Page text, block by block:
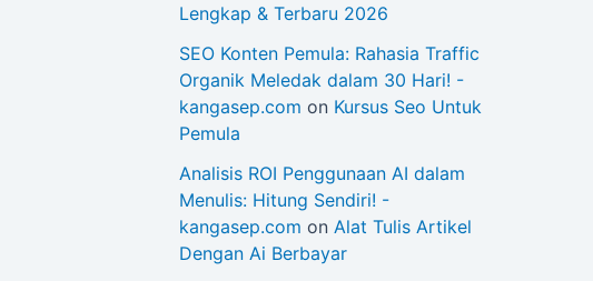
Lengkap & Terbaru 2026
SEO Konten Pemula: Rahasia Traffic
Organik Meledak dalam 30 Hari! -
kangasep.com on Kursus Seo Untuk
Pemula
Analisis ROI Penggunaan AI dalam
Menulis: Hitung Sendiri! -
kangasep.com on Alat Tulis Artikel
Dengan Ai Berbayar